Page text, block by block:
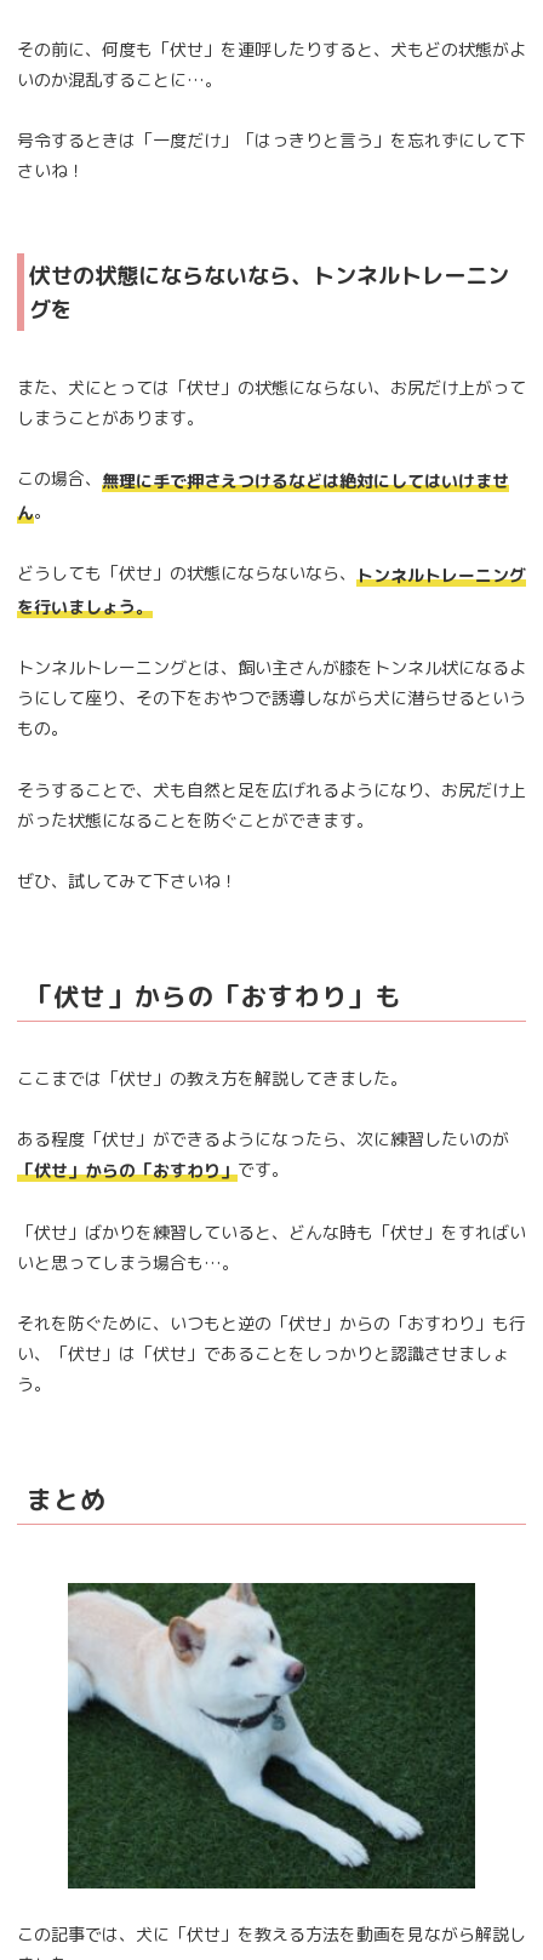
その前に、何度も「伏せ」を連呼したりすると、犬もどの状態がよ
いのか混乱することに…。
号令するときは「一度だけ」「はっきりと言う」を忘れずにして下
さいね！
伏せの状態にならないなら、トンネルトレーニン
グを
また、犬にとっては「伏せ」の状態にならない、お尻だけ上がって
しまうことがあります。
この場合、 無理に手で押さえつけるなどは絶対にしてはいけませ
ん。
どうしても「伏せ」の状態にならないなら、 トンネルトレーニング
を行いましょう。
トンネルトレーニングとは、飼い主さんが膝をトンネル状になるよ
うにして座り、その下をおやつで誘導しながら犬に潜らせるという
もの。
そうすることで、犬も自然と足を広げれるようになり、お尻だけ上
がった状態になることを防ぐことができます。
ぜひ、試してみて下さいね！
「伏せ」からの「おすわり」も
ここまでは「伏せ」の教え方を解説してきました。
ある程度「伏せ」ができるようになったら、次に練習したいのが
「伏せ」からの「おすわり」です。
「伏せ」ばかりを練習していると、どんな時も「伏せ」をすればい
いと思ってしまう場合も…。
それを防ぐために、いつもと逆の「伏せ」からの「おすわり」も行
い、「伏せ」は「伏せ」であることをしっかりと認識させましょ
う。
まとめ
この記事では、犬に「伏せ」を教える方法を動画を見ながら解説し